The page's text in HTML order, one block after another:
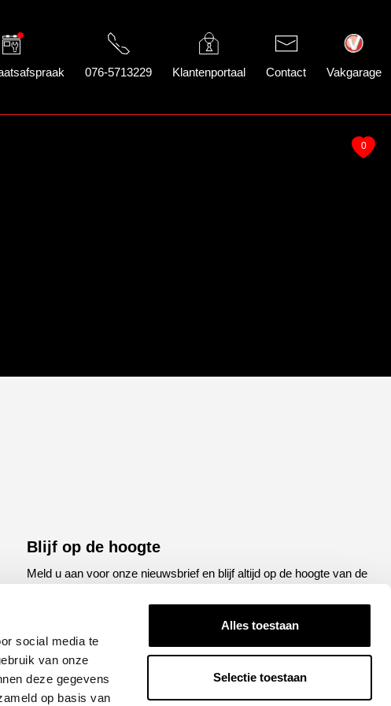
social media te
van onze
deze gegevens
op basis van
Alles toestaan
Selectie toestaan
076-5713229 Klantenportaal Contact Vakgarage
0
Blijf op de hoogte
Meld u aan voor onze nieuwsbrief en blijf altijd op de hoogte van de
mailadres
CAPTCHA